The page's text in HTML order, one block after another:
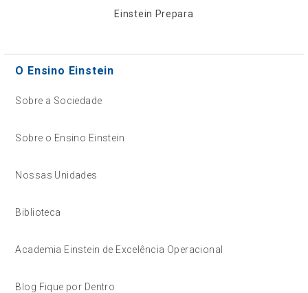
Einstein Prepara
O Ensino Einstein
Sobre a Sociedade
Sobre o Ensino Einstein
Nossas Unidades
Biblioteca
Academia Einstein de Excelência Operacional
Blog Fique por Dentro